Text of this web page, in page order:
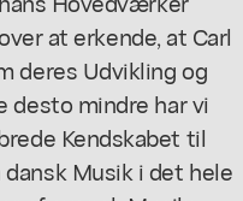
at erkende, at Carl
deres Udvikling og
desto mindre har vi
Kendskabet til
Musik i det hele